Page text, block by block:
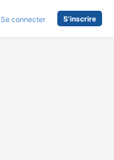
Se connecter S'inscrire